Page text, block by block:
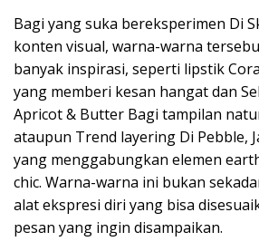
Bagi yang suka bereksperimen Di
konten visual, warna-warna
banyak inspirasi, seperti lipstik
yang memberi kesan hangat dan
Apricot & Butter Bagi tampilan
ataupun Trend layering Di Pebble,
yang menggabungkan elemen
chic. Warna-warna ini bukan
alat ekspresi diri yang bisa
pesan yang ingin disampaikan.